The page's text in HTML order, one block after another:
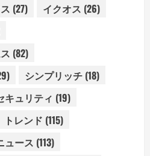
(27) イクオス (26)
(82)
シンプリッチ (18)
キュリティ (19)
トレンド (115)
ュース (113)